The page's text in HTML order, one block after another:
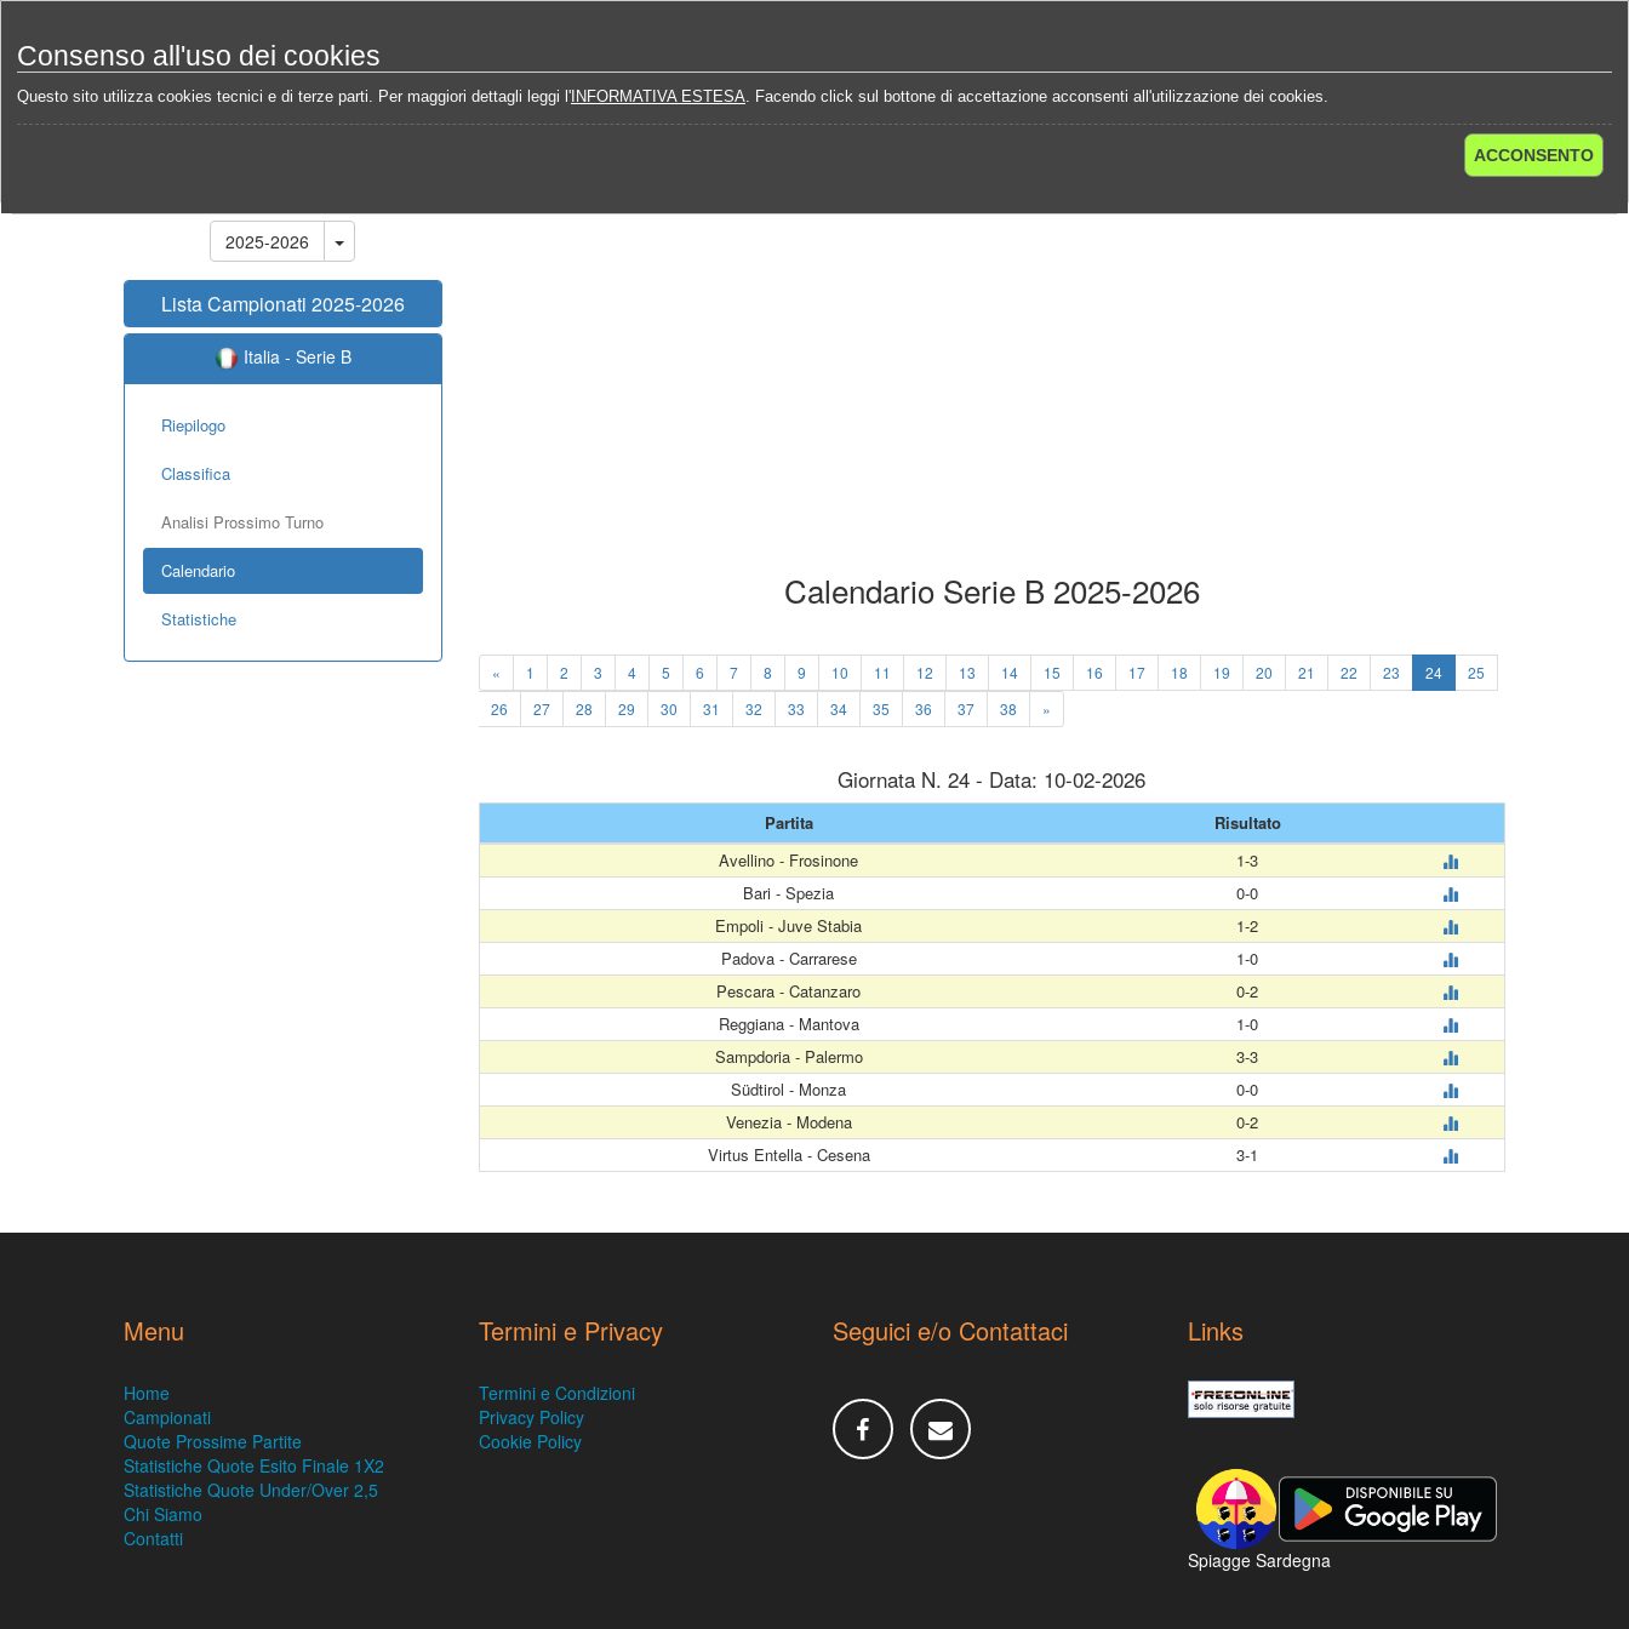
Consenso all'uso dei cookies
Questo sito utilizza cookies tecnici e di terze parti. Per maggiori dettagli leggi l' INFORMATIVA ESTESA. Facendo click sul bottone di accettazione acconsenti all'utilizzazione dei cookies.
ACCONSENTO
Home Campionati Italia - Serie B 2025-2026 Calendario
2025-2026
Lista Campionati 2025-2026
Italia - Serie B
Riepilogo
Classifica
Analisi Prossimo Turno
Calendario
Statistiche
Calendario Serie B 2025-2026
« 1 2 3 4 5 6 7 8 9 10 11 12 13 14 15 16 17 18 19 20 21 22 23 24
25
26
27 28 29 30 31 32 33 34 35 36 37 38 »
Giornata N. 24 - Data: 10-02-2026
Partita
Risultato
Avellino - Frosinone
1-3
Bari - Spezia
0-0
Empoli - Juve Stabia
1-2
Padova - Carrarese
1-0
Pescara - Catanzaro
0-2
Reggiana - Mantova
1-0
Sampdoria - Palermo
3-3
Südtirol - Monza
0-0
Venezia - Modena
0-2
Virtus Entella - Cesena
3-1
Menu
Home
Campionati
Quote Prossime Partite
Statistiche Quote Esito Finale 1X2
Statistiche Quote Under/Over 2,5
Chi Siamo
Contatti
Termini e Privacy
Termini e Condizioni
Privacy Policy
Cookie Policy
Seguici e/o Contattaci Links
Spiagge Sardegna